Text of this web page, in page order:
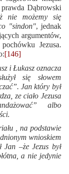
Dąbrowski
nie możemy się
"sindon", jednak
argumentów,
Jezusa.
[146]
i Łukasz oznacza
się słowem
Jan który był
ze ciało Jezusa
albo
, na podstawie
wnioskiem
Jan –że Jezus był
a nie jedynie